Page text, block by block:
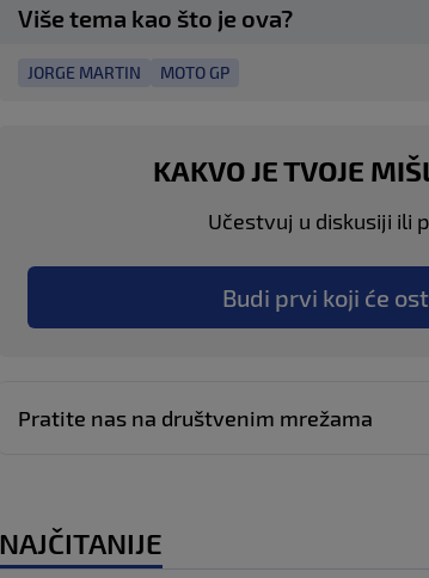
Više tema kao što je ova?
JORGE MARTIN MOTO GP
KAKVO JE TVOJE
Učestvuj u diskusiji ili
Budi prvi koji će
Pratite nas na društvenim mrežama
NAJČITANIJE